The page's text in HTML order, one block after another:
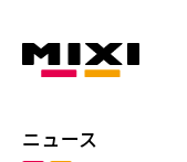
ニュース
カテゴリ